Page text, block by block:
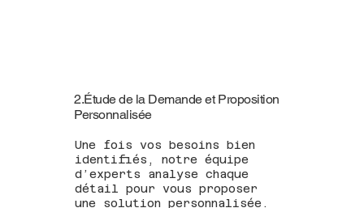
2.Étude de la Demande et Proposition
Personnalisée
Une fois vos besoins bien
identifiés, notre équipe
d’experts analyse chaque
détail pour vous proposer
une solution personnalisée.